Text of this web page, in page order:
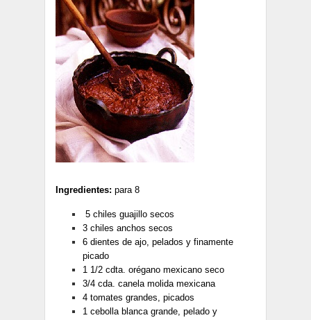
Ingredientes: para 8
5 chiles guajillo secos
3 chiles anchos secos
6 dientes de ajo, pelados y finamente
picado
1 1/2 cdta. orégano mexicano seco
3/4 cda. canela molida mexicana
4 tomates grandes, picados
1 cebolla blanca grande, pelado y